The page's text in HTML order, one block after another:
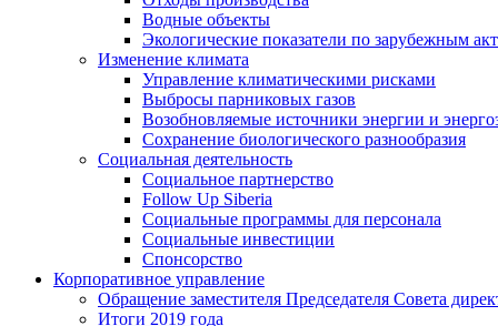
Водные объекты
Экологические показатели по зарубежным
Изменение климата
Управление климатическими рисками
Выбросы парниковых газов
Возобновляемые источники энергии и
Сохранение биологического разнообразия
Социальная деятельность
Социальное партнерство
Follow Up Siberia
Социальные программы для персонала
Социальные инвестиции
Спонсорство
Корпоративное управление
Обращение заместителя Председателя Совета
Итоги 2019 года